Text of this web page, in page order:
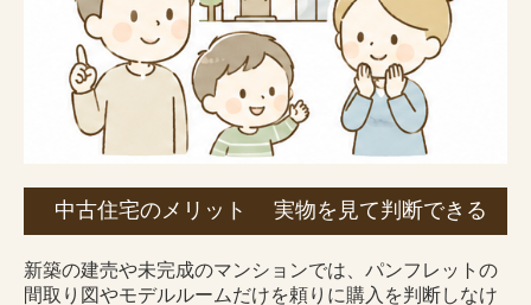
中古住宅のメリット 実物を見て判断できる
新築の建売や未完成のマンションでは、パンフレットの
間取り図やモデルルームだけを頼りに購入を判断しなけ